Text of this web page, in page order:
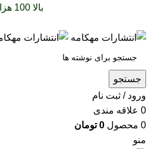
بالا 100 هزار تومان
جستجو
ورود / ثبت نام
0 علاقه مندی
0 محصول 0 تومان
منو